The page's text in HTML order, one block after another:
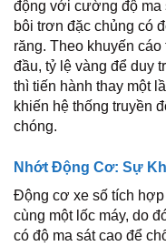
động với cường độ ma
bôi trơn đặc chủng có
răng. Theo khuyến
đầu, tỷ lệ vàng để duy
thì tiến hành thay một
khiến hệ thống truyền
chóng.
Nhớt Động Cơ: Sự
Động cơ xe số tích
cùng một lốc máy, do
có độ ma sát cao để